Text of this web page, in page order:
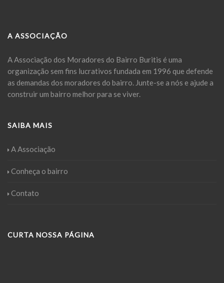
A ASSOCIAÇÃO
A Associação dos Moradores do Bairro Buritis é uma
organização sem fins lucrativos fundada em 1996 que defende
as demandas dos moradores do bairro. Junte-se a nós e ajude a
construir um bairro melhor para se viver.
SAIBA MAIS
A Associação
Conheça o bairro
Contato
CURTA NOSSA PÁGINA